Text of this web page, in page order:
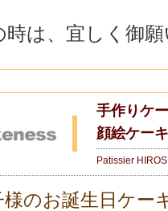
時は、宜しく御
手作りケ
顔絵ケー
Patissier
様のお誕生日ケー